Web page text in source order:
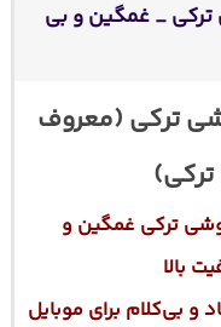
_ غمگین و بی
ترکی (معروف
ترکی غمگین و
بی‌کلام برای موبایل